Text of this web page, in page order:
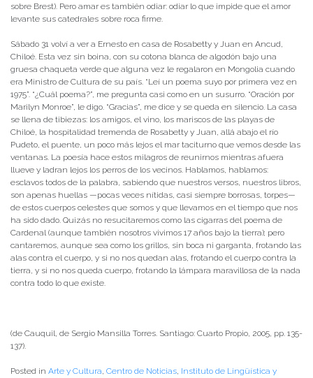
sobre Brest). Pero amar es también odiar: odiar lo que impide que el amor
levante sus catedrales sobre roca firme.
Sábado 31 volví a ver a Ernesto en casa de Rosabetty y Juan en Ancud,
Chiloé. Esta vez sin boina, con su cotona blanca de algodón bajo una
gruesa chaqueta verde que alguna vez le regalaron en Mongolia cuando
era Ministro de Cultura de su país. “Leí un poema suyo por primera vez en
1975”. “¿Cuál poema?”, me pregunta casi como en un susurro. “Oración por
Marilyn Monroe”, le digo. “Gracias”, me dice y se queda en silencio. La casa
se llena de tibiezas: los amigos, el vino, los mariscos de las playas de
Chiloé, la hospitalidad tremenda de Rosabetty y Juan, allá abajo el río
Pudeto, el puente, un poco más lejos el mar taciturno que vemos desde las
ventanas. La poesía hace estos milagros de reunirnos mientras afuera
llueve y ladran lejos los perros de los vecinos. Hablamos, hablamos:
esclavos todos de la palabra, sabiendo que nuestros versos, nuestros libros,
son apenas huellas —pocas veces nítidas, casi siempre borrosas, torpes—
de estos cuerpos celestes que somos y que llevamos en el tiempo que nos
ha sido dado. Quizás no resucitaremos como las cigarras del poema de
Cardenal (aunque también nosotros vivimos 17 años bajo la tierra); pero
cantaremos, aunque sea como los grillos, sin boca ni garganta, frotando las
alas contra el cuerpo, y si no nos quedan alas, frotando el cuerpo contra la
tierra, y si no nos queda cuerpo, frotando la lámpara maravillosa de la nada
contra todo lo que existe.
(de Cauquil, de Sergio Mansilla Torres. Santiago: Cuarto Propio, 2005, pp. 135-
137).
Posted in Arte y Cultura, Centro de Noticias, Instituto de Lingüística y